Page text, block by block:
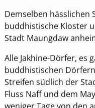
Demselben hässlichen
buddhistische Kloster
Stadt Maungdaw
Alle Jakhine-Dörfer, es
buddhistischen
Streifen südlich der
Fluss Naff und dem